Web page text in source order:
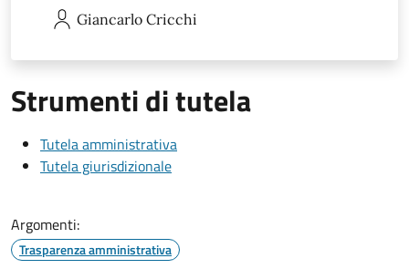
Giancarlo Cricchi
Strumenti di tutela
Tutela amministrativa
Tutela giurisdizionale
Argomenti:
Trasparenza amministrativa